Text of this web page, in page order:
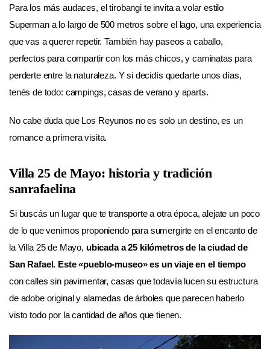
Para los más audaces, el tirobangi te invita a volar estilo
Superman a lo largo de 500 metros sobre el lago, una experiencia
que vas a querer repetir. También hay paseos a caballo,
perfectos para compartir con los más chicos, y caminatas para
perderte entre la naturaleza. Y si decidís quedarte unos días,
tenés de todo: campings, casas de verano y aparts.
No cabe duda que Los Reyunos no es solo un destino, es un
romance a primera visita.
Villa 25 de Mayo: historia y tradición
sanrafaelina
Si buscás un lugar que te transporte a otra época, alejate un poco
de lo que venimos proponiendo para sumergirte en el encanto de
la Villa 25 de Mayo, ubicada a 25 kilómetros de la ciudad de
San Rafael. Este «pueblo-museo» es un viaje en el tiempo
con calles sin pavimentar, casas que todavía lucen su estructura
de adobe original y alamedas de árboles que parecen haberlo
visto todo por la cantidad de años que tienen.